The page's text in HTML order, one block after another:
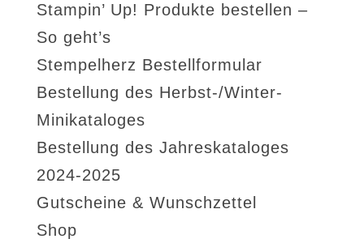
Stampin’ Up! Produkte bestellen –
So geht’s
Stempelherz Bestellformular
Bestellung des Herbst-/Winter-
Minikataloges
Bestellung des Jahreskataloges
2024-2025
Gutscheine & Wunschzettel
Shop